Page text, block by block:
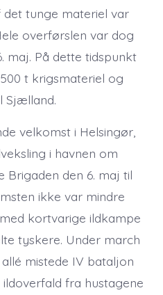
det tunge materiel var
overførslen var dog
maj. På dette tidspunkt
t krigsmateriel og
Sjælland.
velkomst i Helsingør,
i havnen om
Brigaden den 6. maj til
ikke var mindre
kortvarige ildkampe
tyskere. Under march
mistede IV bataljon
fra hustagene